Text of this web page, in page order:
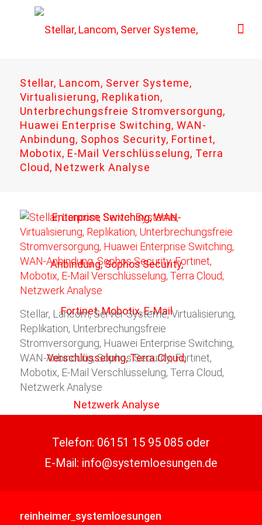
Stellar, Lancom, Server Systeme,
Virtualisierung, Replikation,
Unterbrechungsfreie Stromversorgung,
Huawei Enterprise Switching, WAN-
Anbindung, Sophos Security, Fortinet,
Mobotix, E-Mail Verschlüsselung, Terra
Cloud, Netzwerk Analyse
Stellar, Lancom, Server Systeme, Virtualisierung,
Replikation, Unterbrechungsfreie
Stromversorgung, Huawei Enterprise Switching,
WAN-Anbindung, Sophos Security, Fortinet,
Mobotix, E-Mail Verschlüsselung, Terra Cloud,
Netzwerk Analyse
Telefon: 06151 15 95 085 oder
E-Mail: info@systemloesungen.de
reinheimer systemloesungen